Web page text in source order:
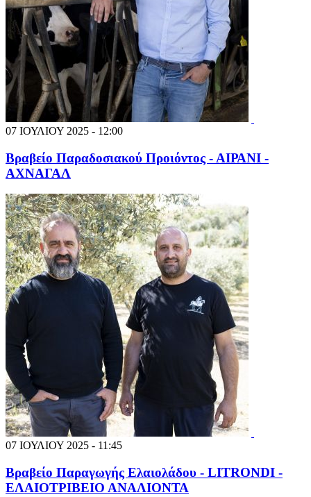
07 ΙΟΥΛΙΟΥ 2025 - 12:00
Βραβείο Παραδοσιακού Προιόντος - ΑΙΡΑΝΙ -
ΑΧΝΑΓΑΛ
07 ΙΟΥΛΙΟΥ 2025 - 11:45
Βραβείο Παραγωγής Ελαιολάδου - LITRONDI -
ΕΛΑΙΟΤΡΙΒΕΙΟ ΑΝΑΛΙΟΝΤΑ